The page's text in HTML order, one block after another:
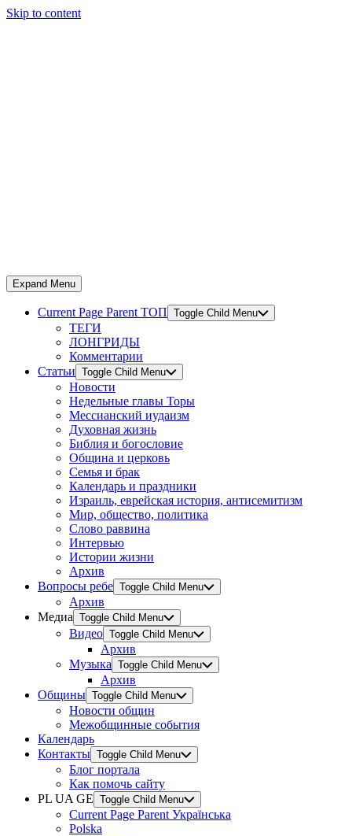
Skip to content
Expand Menu
Current Page Parent ТОП Toggle Child Menu
ТЕГИ
ЛОНГРИДЫ
Комментарии
Статьи Toggle Child Menu
Новости
Недельные главы Торы
Мессианский иудаизм
Духовная жизнь
Библия и богословие
Община и церковь
Семья и брак
Календарь и праздники
Израиль, еврейская история, антисемитизм
Мир, общество, политика
Слово раввина
Интервью
Истории жизни
Архив
Вопросы ребе Toggle Child Menu
Архив
Медиа Toggle Child Menu
Видео Toggle Child Menu
Архив
Музыка Toggle Child Menu
Архив
Общины Toggle Child Menu
Новости общин
Межобщинные события
Календарь
Контакты Toggle Child Menu
Блог портала
Как помочь сайту
PL UA GE Toggle Child Menu
Current Page Parent Українська
Polska